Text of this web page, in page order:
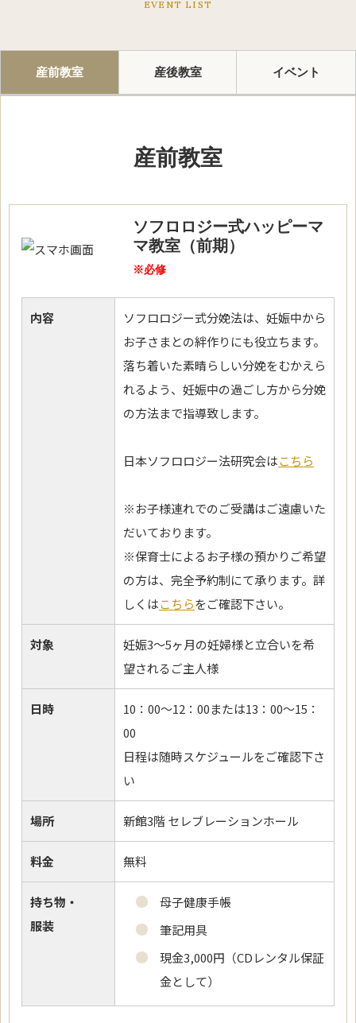
EVENT LIST
産前教室 産後教室 イベント
産前教室
ソフロロジー式ハッピーマ
マ教室（前期）
※必修
内容
ソフロロジー式分娩法は、妊娠中から
お子さまとの絆作りにも役立ちます。
落ち着いた素晴らしい分娩をむかえら
れるよう、妊娠中の過ごし方から分娩
の方法まで指導致します。
日本ソフロロジー法研究会はこちら
※お子様連れでのご受講はご遠慮いた
だいております。
※保育士によるお子様の預かりご希望
の方は、完全予約制にて承ります。詳
しくはこちらをご確認下さい。
対象
妊娠3～5ヶ月の妊婦様と立合いを希
望されるご主人様
日時
10：00～12：00または13：00～15：
00
日程は随時スケジュールをご確認下さ
い
場所 新館3階 セレブレーションホール
料金 無料
持ち物・
服装
母子健康手帳
筆記用具
現金3,000円（CDレンタル保証
金として）